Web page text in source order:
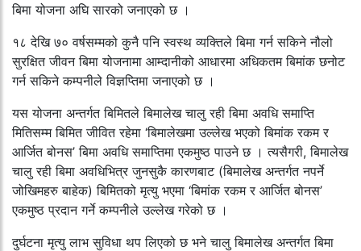
बिमा योजना अघि सारको जनाएको छ ।
१८ देखि ७० वर्षसम्मको कुनै पनि स्वस्थ व्यक्तिले बिमा गर्न सकिने नौलो
सुरक्षित जीवन बिमा योजनामा आम्दानीको आधारमा अधिकतम बिमांक छनोट
गर्न सकिने कम्पनीले विज्ञप्तिमा जनाएको छ ।
यस योजना अन्तर्गत बिमितले बिमालेख चालु रही बिमा अवधि समाप्ति
मितिसम्म बिमित जीवित रहेमा ‘बिमालेखमा उल्लेख भएको बिमांक रकम र
आर्जित बोनस’ बिमा अवधि समाप्तिमा एकमुष्ठ पाउने छ । त्यसैगरी, बिमालेख
चालु रही बिमा अवधिभित्र जुनसुकै कारणबाट (बिमालेख अन्तर्गत नपर्ने
जोखिमहरु बाहेक) बिमितको मृत्यु भएमा ‘बिमांक रकम र आर्जित बोनस’
एकमुष्ठ प्रदान गर्ने कम्पनीले उल्लेख गरेको छ ।
दुर्घटना मृत्यु लाभ सुविधा थप लिएको छ भने चालु बिमालेख अन्तर्गत बिमा